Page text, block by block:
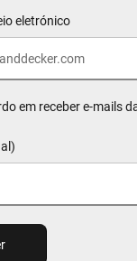
eletrónico
em receber e-mails